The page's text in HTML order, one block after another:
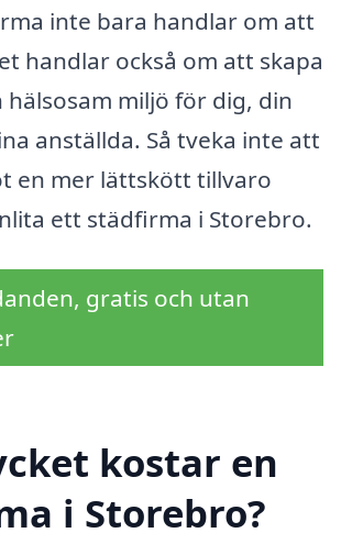
inte bara handlar om att
handlar också om att skapa
miljö för dig, din
anställda. Så tveka inte att
en mer lättskött tillvaro
ett städfirma i Storebro.
gratis och utan
kostar en
i Storebro?